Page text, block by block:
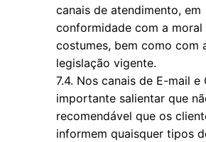
canais de atendimento, em
conformidade com a moral
costumes, bem como com
legislação vigente.
7.4. Nos canais de E-mail e
importante salientar que
recomendável que os
informem quaisquer tipos